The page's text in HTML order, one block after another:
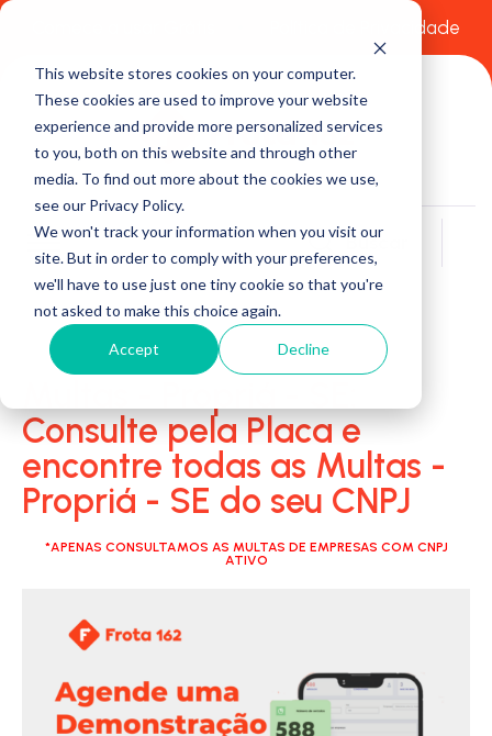
This website stores cookies on your computer.
These cookies are used to improve your website
experience and provide more personalized services
to you, both on this website and through other
media. To find out more about the cookies we use,
see our Privacy Policy.
We won't track your information when you visit our
site. But in order to comply with your preferences,
we'll have to use just one tiny cookie so that you're
not asked to make this choice again.
Accept Decline
Política de Privacidade
Buscar
Consulte pela Placa e
encontre todas as Multas -
Propriá - SE do seu CNPJ
*APENAS CONSULTAMOS AS MULTAS DE EMPRESAS COM CNPJ
ATIVO